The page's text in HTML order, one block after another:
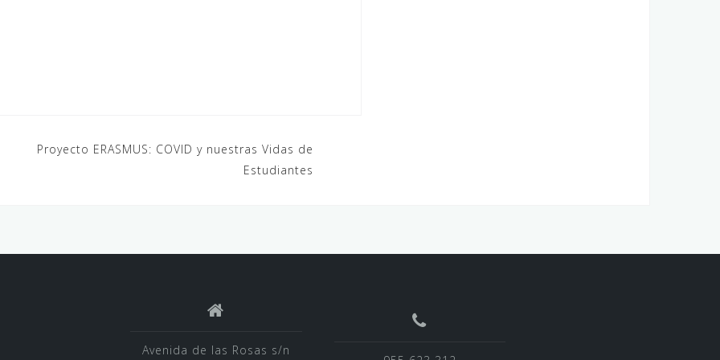
Proyecto ERASMUS: COVID y nuestras Vidas de
Estudiantes
Avenida de las Rosas s/n